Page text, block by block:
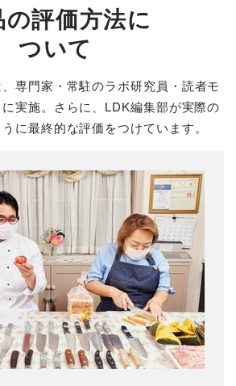
評価方法に
ついて
専門家・常駐のラボ研究員・読者モ
実施。さらに、LDK編集部が実際の
に最終的な評価をつけています。